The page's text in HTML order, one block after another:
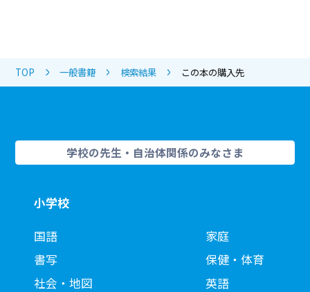
TOP 一般書籍 検索結果 この本の購入先
学校の先生・自治体関係のみなさま
小学校
国語
書写
社会・地図
家庭
保健・体育
英語